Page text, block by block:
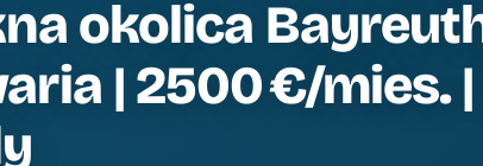
okolica
| 2500 €/mies.